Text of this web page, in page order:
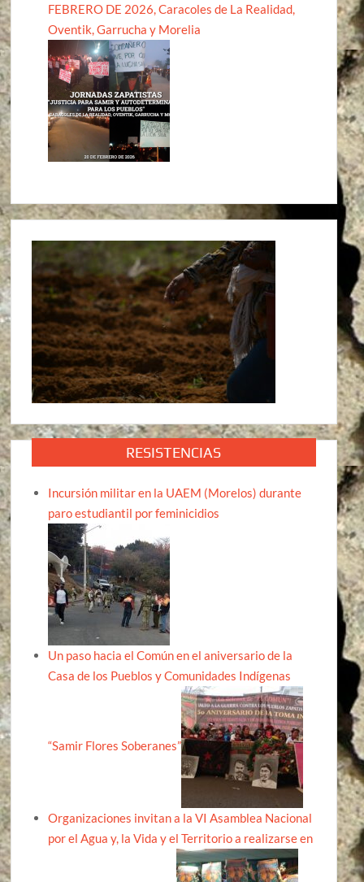
FEBRERO DE 2026, Caracoles de La Realidad,
Oventik, Garrucha y Morelia
RESISTENCIAS
Incursión militar en la UAEM (Morelos) durante
paro estudiantil por feminicidios
Un paso hacia el Común en el aniversario de la
Casa de los Pueblos y Comunidades Indígenas
“Samir Flores Soberanes”
Organizaciones invitan a la VI Asamblea Nacional
por el Agua y, la Vida y el Territorio a realizarse en